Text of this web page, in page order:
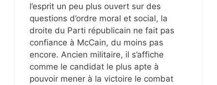
l’esprit un peu plus ouvert sur des
questions d’ordre moral et social, la
droite du Parti républicain ne fait pas
confiance à McCain, du moins pas
encore. Ancien militaire, il s’affiche
comme le candidat le plus apte à
pouvoir mener à la victoire le combat